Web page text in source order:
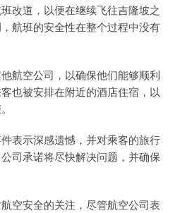
改道，以便在继续飞往吉隆坡之
航班的安全性在整个过程中没有
航空公司，以确保他们能够顺利
也被安排在附近的酒店住宿，以
表示深感遗憾，并对乘客的旅行
司承诺将尽快解决问题，并确保
空安全的关注，尽管航空公司表